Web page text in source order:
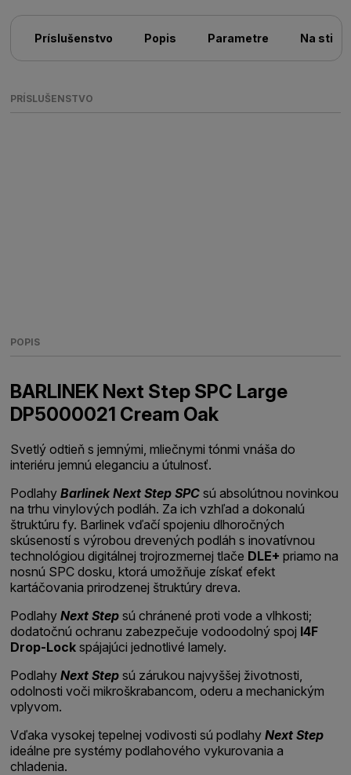
Príslušenstvo Popis Parametre Na
PRÍSLUŠENSTVO
POPIS
BARLINEK Next Step SPC Large
DP5000021 Cream Oak
Svetlý odtieň s jemnými, mliečnymi tónmi vnáša do
interiéru jemnú eleganciu a útulnosť.
PodlahyBarlinek Next Step SPC sú absolútnou novinkou
na trhu vinylových podláh. Za ich vzhľad a dokonalú
štruktúru fy. Barlinek vďačí spojeniu dlhoročných
skúseností s výrobou drevených podláh s inovatívnou
technológiou digitálnej trojrozmernej tlače DLE+ priamo na
nosnú SPC dosku, ktorá umožňuje získať efekt
kartáčovania prirodzenej štruktúry dreva.
PodlahyNext Step sú chránené proti vode a vlhkosti;
dodatočnú ochranu zabezpečuje vodoodolný spoj I4F
Drop-Lock spájajúci jednotlivé lamely.
PodlahyNext Step sú zárukou najvyššej životnosti,
odolnosti voči mikroškrabancom, oderu a mechanickým
vplyvom.
Vďaka vysokej tepelnej vodivosti sú podlahy Next Step
ideálne pre systémy podlahového vykurovania a
chladenia.